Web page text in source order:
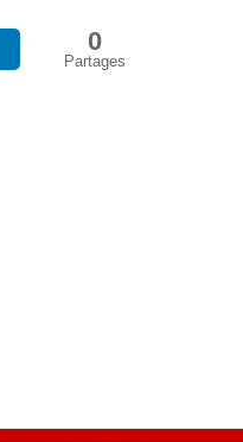
0
Partages